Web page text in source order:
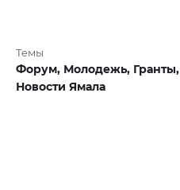
Темы
Форум, Молодежь, Гранты,
Новости Ямала